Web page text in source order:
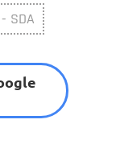
SDA